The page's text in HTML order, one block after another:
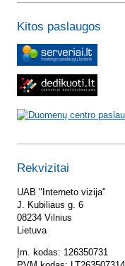
Kitos paslaugos
Rekvizitai
UAB "Interneto vizija"
J. Kubiliaus g. 6
08234 Vilnius
Lietuva
Įm. kodas: 126350731